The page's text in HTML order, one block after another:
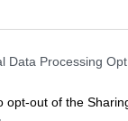
Data Processing
opt-out of the
de insistir
se puede
respeto a
, ha dicho